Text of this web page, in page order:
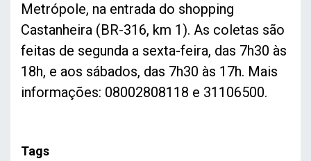
Metrópole, na entrada do shopping
Castanheira (BR-316, km 1). As coletas são
feitas de segunda a sexta-feira, das 7h30 às
18h, e aos sábados, das 7h30 às 17h. Mais
informações: 08002808118 e 31106500.
Tags